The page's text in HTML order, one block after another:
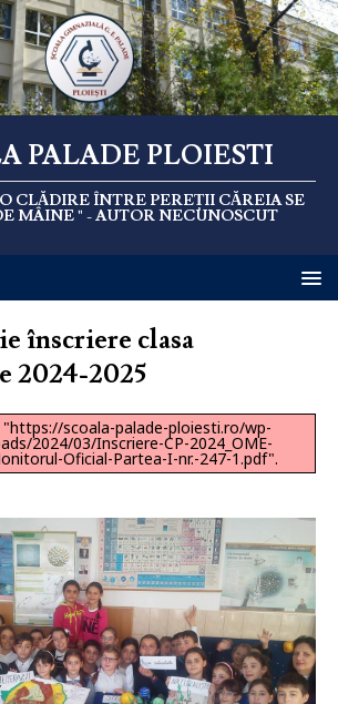
PALADE PLOIESTI
CLĂDIRE ÎNTRE PEREȚII CĂREIA SE
MÂINE " - AUTOR NECUNOSCUT
înscriere clasa
2024-2025
"https://scoala-palade-ploiesti.ro/wp-
2024/03/Inscriere-CP-2024_OME-
Oficial-Partea-I-nr.-247-1.pdf".